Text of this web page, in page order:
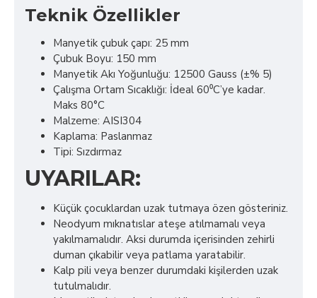
Teknik Özellikler
Manyetik çubuk çapı: 25 mm
Çubuk Boyu: 150 mm
Manyetik Akı Yoğunluğu: 12500 Gauss (±% 5)
Çalışma Ortam Sıcaklığı: İdeal 60⁰C’ye kadar.
Maks 80°C
Malzeme: AISI304
Kaplama: Paslanmaz
Tipi: Sızdırmaz
UYARILAR:
Küçük çocuklardan uzak tutmaya özen gösteriniz.
Neodyum mıknatıslar ateşe atılmamalı veya
yakılmamalıdır. Aksi durumda içerisinden zehirli
duman çıkabilir veya patlama yaratabilir.
Kalp pili veya benzer durumdaki kişilerden uzak
tutulmalıdır.